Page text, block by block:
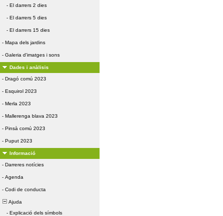
- El darrers 2 dies
- El darrers 5 dies
- El darrers 15 dies
- Mapa dels jardins
- Galeria d'imatges i sons
Dades i anàlisis
- Dragó comú 2023
- Esquirol 2023
- Merla 2023
- Mallerenga blava 2023
- Pinsà comú 2023
- Puput 2023
Informació
- Darreres notícies
- Agenda
- Codi de conducta
Ajuda
- Explicació dels símbols